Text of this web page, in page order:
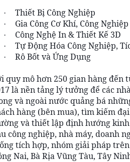
· Thiết Bị Công Nghiệp
· Gia Công Cơ Khí, Công
· Công Nghệ In & Thiết Kế 3D
· Tự Động Hóa Công Nghiệp,
·
Rô Bốt và Ứng Dụng
quy mô hơn 250 gian hàng
là nền tảng lý tưởng để các
và ngoài nước quảng bá
hàng (bên mua), tìm kiếm
và thiết lập định hướng kinh
công nghiệp, nhà máy, doanh
tích hợp, nhóm giải pháp
Nai, Bà Rịa Vũng Tàu, Tây